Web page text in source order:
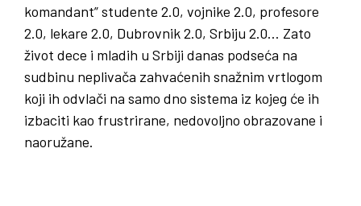
komandant” studente 2.0, vojnike 2.0, profesore
2.0, lekare 2.0, Dubrovnik 2.0, Srbiju 2.0… Zato
život dece i mladih u Srbiji danas podseća na
sudbinu neplivača zahvaćenih snažnim vrtlogom
koji ih odvlači na samo dno sistema iz kojeg će ih
izbaciti kao frustrirane, nedovoljno obrazovane i
naoružane.